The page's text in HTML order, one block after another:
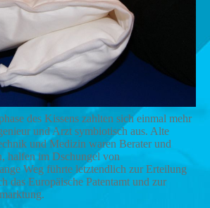
des Kissens zahlten sich einmal mehr
und Arzt symbiotisch aus. Alte
und Medizin waren Berater und
halfen im Dschungel von
Weg führte letztendlich zur Erteilung
das Europäische Patentamt und zur